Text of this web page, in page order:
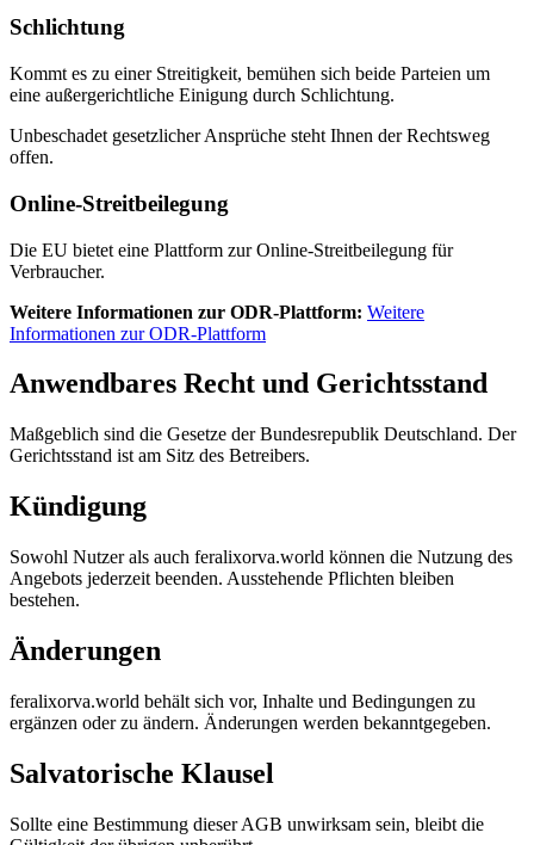
Schlichtung
Kommt es zu einer Streitigkeit, bemühen sich beide Parteien um
eine außergerichtliche Einigung durch Schlichtung.
Unbeschadet gesetzlicher Ansprüche steht Ihnen der Rechtsweg
offen.
Online-Streitbeilegung
Die EU bietet eine Plattform zur Online-Streitbeilegung für
Verbraucher.
Weitere Informationen zur ODR-Plattform: Weitere
Informationen zur ODR-Plattform
Anwendbares Recht und Gerichtsstand
Maßgeblich sind die Gesetze der Bundesrepublik Deutschland. Der
Gerichtsstand ist am Sitz des Betreibers.
Kündigung
Sowohl Nutzer als auch feralixorva.world können die Nutzung des
Angebots jederzeit beenden. Ausstehende Pflichten bleiben
bestehen.
Änderungen
feralixorva.world behält sich vor, Inhalte und Bedingungen zu
ergänzen oder zu ändern. Änderungen werden bekanntgegeben.
Salvatorische Klausel
Sollte eine Bestimmung dieser AGB unwirksam sein, bleibt die